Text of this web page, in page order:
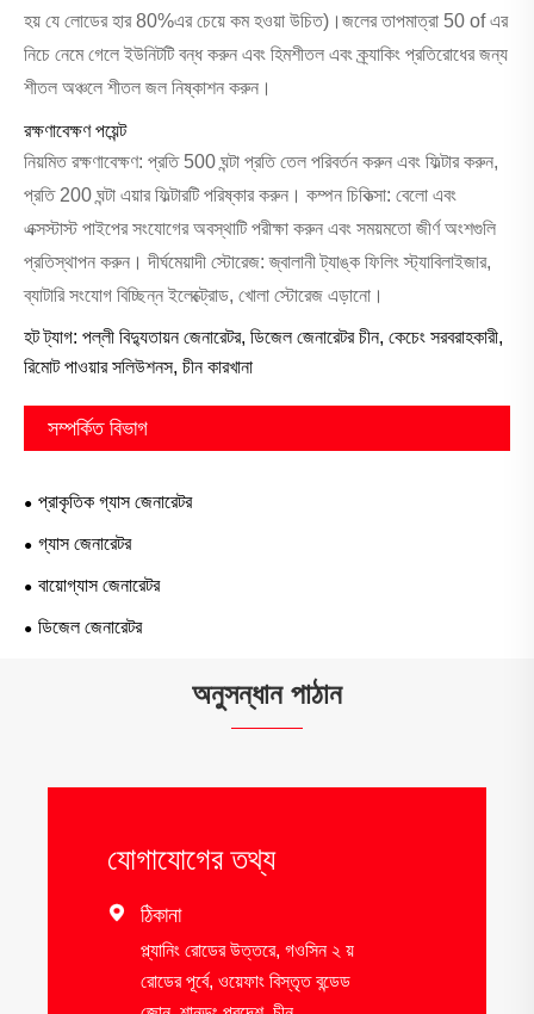
হয় যে লোডের হার 80%এর চেয়ে কম হওয়া উচিত)। জলের তাপমাত্রা 50 of এর
নিচে নেমে গেলে ইউনিটটি বন্ধ করুন এবং হিমশীতল এবং ক্র্যাকিং প্রতিরোধের জন্য
শীতল অঞ্চলে শীতল জল নিষ্কাশন করুন।
রক্ষণাবেক্ষণ পয়েন্ট
নিয়মিত রক্ষণাবেক্ষণ: প্রতি 500 ঘন্টা প্রতি তেল পরিবর্তন করুন এবং ফিল্টার করুন,
প্রতি 200 ঘন্টা এয়ার ফিল্টারটি পরিষ্কার করুন। কম্পন চিকিত্সা: বেলো এবং
এক্সস্টাস্ট পাইপের সংযোগের অবস্থাটি পরীক্ষা করুন এবং সময়মতো জীর্ণ অংশগুলি
প্রতিস্থাপন করুন। দীর্ঘমেয়াদী স্টোরেজ: জ্বালানী ট্যাঙ্ক ফিলিং স্ট্যাবিলাইজার,
ব্যাটারি সংযোগ বিচ্ছিন্ন ইলেক্ট্রোড, খোলা স্টোরেজ এড়ানো।
হট ট্যাগ: পল্লী বিদ্যুতায়ন জেনারেটর, ডিজেল জেনারেটর চীন, কেচেং সরবরাহকারী,
রিমোট পাওয়ার সলিউশনস, চীন কারখানা
সম্পর্কিত বিভাগ
প্রাকৃতিক গ্যাস জেনারেটর
গ্যাস জেনারেটর
বায়োগ্যাস জেনারেটর
ডিজেল জেনারেটর
অনুসন্ধান পাঠান
যোগাযোগের তথ্য
 ঠিকানা
প্ল্যানিং রোডের উত্তরে, গওসিন ২ য়
রোডের পূর্বে, ওয়েফাং বিস্তৃত বন্ডেড